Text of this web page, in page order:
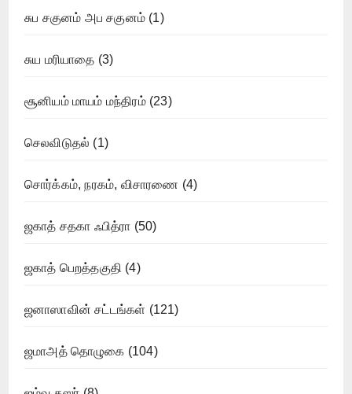
சுப சகுனம் அப சகுனம் (1)
சுய மரியாதை (3)
சூனியம் மாயம் மந்திரம்(23)
செலவிடுதல் (1)
சொர்க்கம், நரகம், விசாரணை (4)
ஜகாத் சதகா ஃபித்ரா (50)
ஜகாத் பெறத்தகுதி (4)
ஜனாஸாவின் சட்டங்கள் (121)
ஜமாஅத் தொழுகை (104)